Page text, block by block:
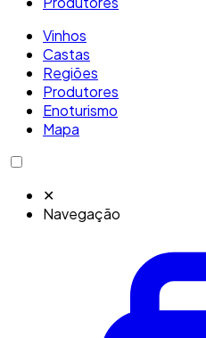
Vinhos
Castas
Regiões
Produtores
Enoturismo
Mapa
✕
Navegação